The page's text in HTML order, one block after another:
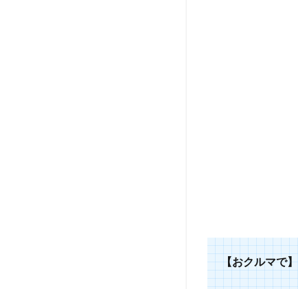
【おクルマで】